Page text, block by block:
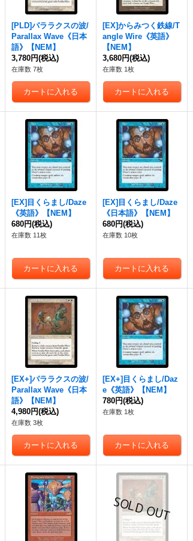
[PLD]パララクスの波/
Parallax Wave《日本
語》【NEM】
3,780円(税込)
在庫数 7枚
[EX]からみつく鉄線/T
angle Wire《英語》
【NEM】
3,680円(税込)
在庫数 1枚
[EX]目くらまし/Daze
《英語》【NEM】
680円(税込)
在庫数 11枚
[EX]目くらまし/Daze
《日本語》【NEM】
680円(税込)
在庫数 10枚
[EX+]パララクスの波/
Parallax Wave《日本
語》【NEM】
4,980円(税込)
在庫数 3枚
[EX+]目くらまし/Daz
e《英語》【NEM】
780円(税込)
在庫数 1枚